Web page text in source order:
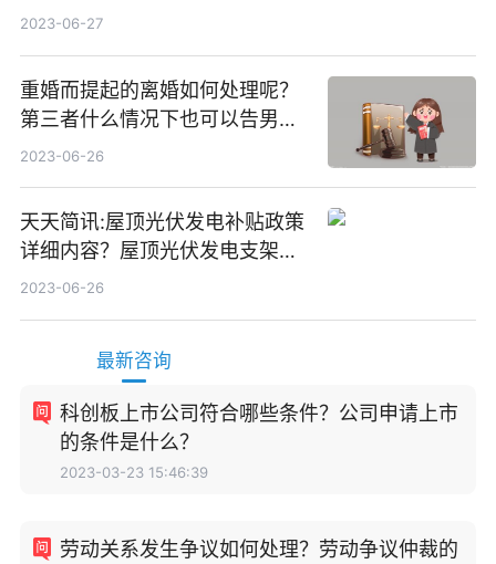
料？没结婚孩子怎么上户口？
2023-06-27
重婚而提起的离婚如何处理呢？
第三者什么情况下也可以告男人
重婚罪呢？
2023-06-26
天天简讯:屋顶光伏发电补贴政策
详细内容？屋顶光伏发电支架价
格一般是多少？
2023-06-26
最新咨询
科创板上市公司符合哪些条件？公司申请上市
的条件是什么？
2023-03-23 15:46:39
劳动关系发生争议如何处理？劳动争议仲裁的